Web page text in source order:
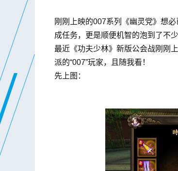
刚刚上映的007系列《幽灵党》想
成任务，更是顺便机智的泡到了不
最近《功夫少林》新版公会战刚刚
派的“007”玩家，且随我看！
先上图：